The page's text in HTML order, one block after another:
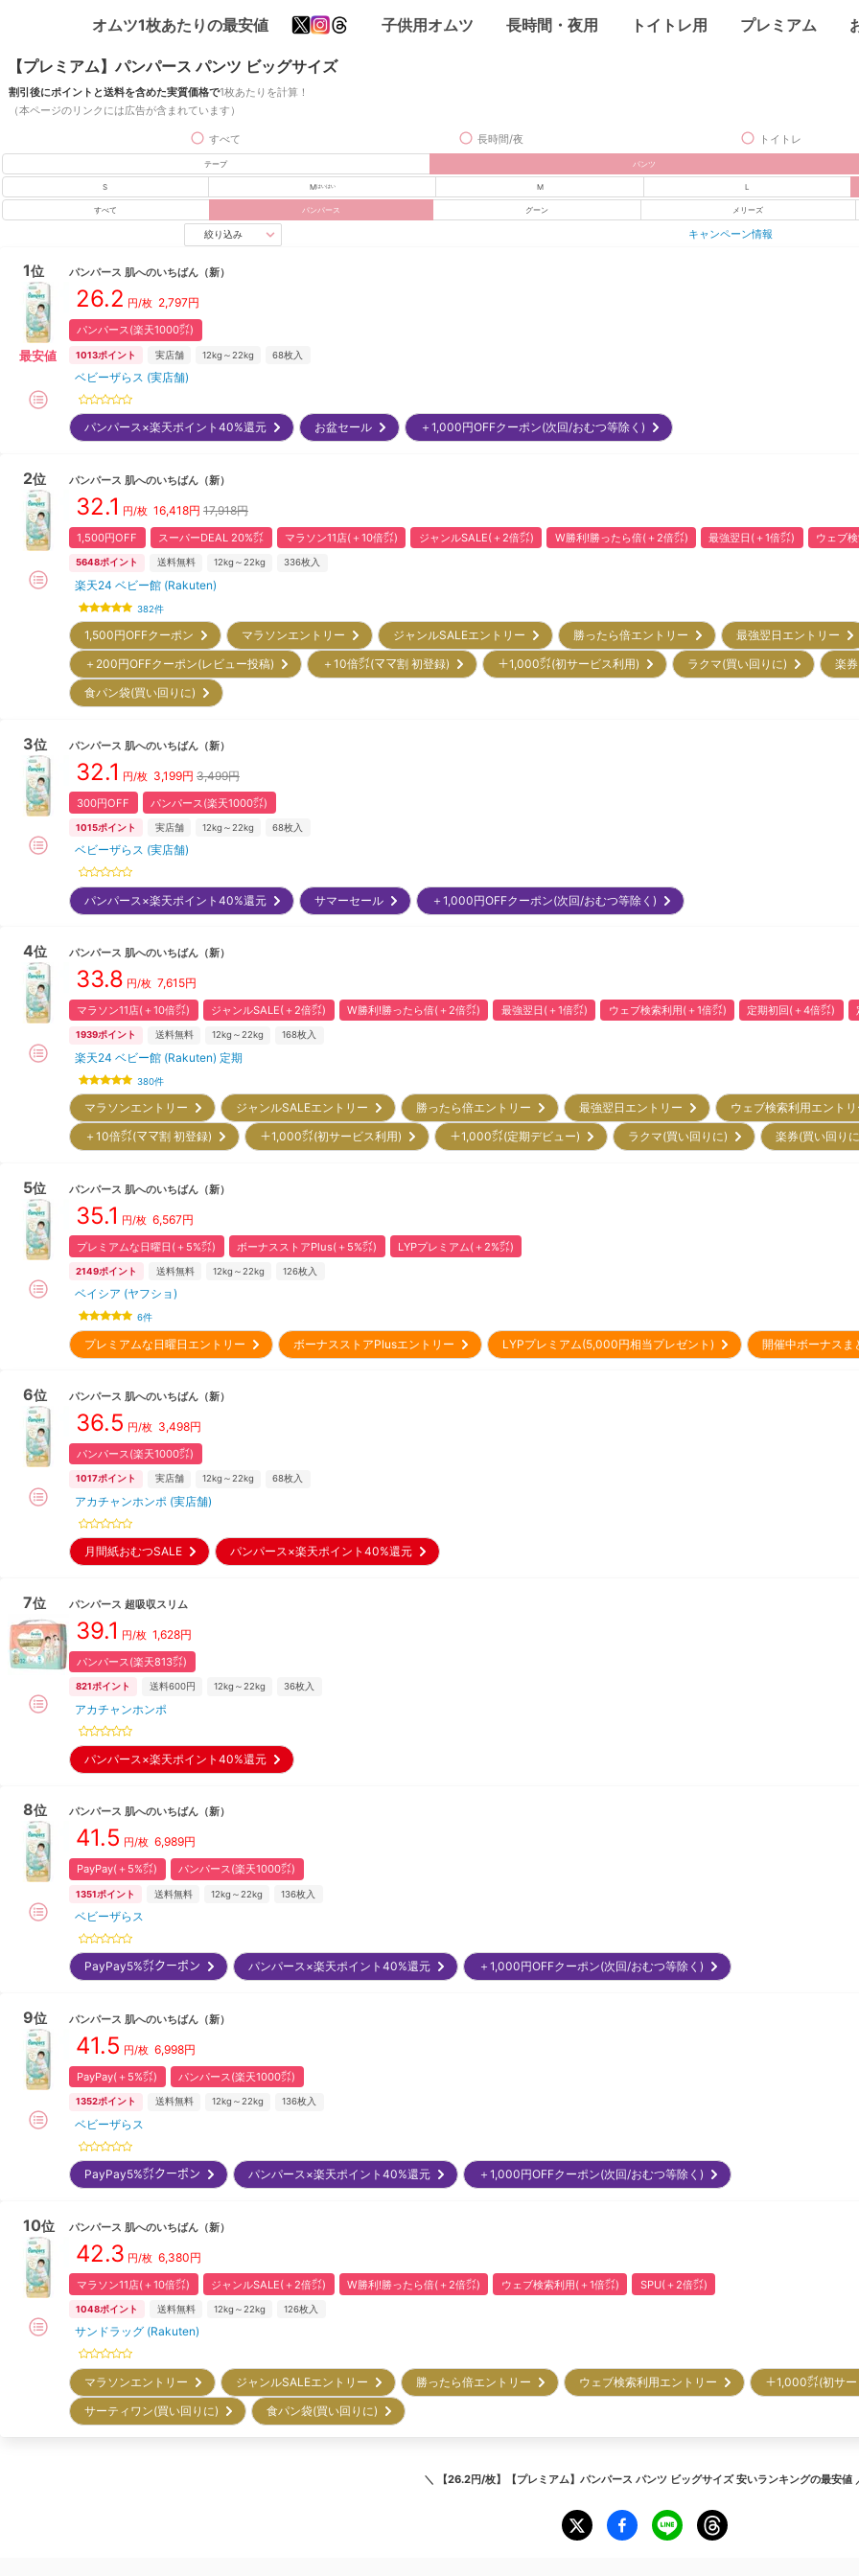
オムツ1枚あたりの最安値 子供用オムツ 長時間・夜用 トイトレ用 プレミアム
【プレミアム】パンパース パンツ ビッグサイズ
割引後にポイントと送料を含めた実質価格で1枚あたりを計算！
（本ページのリンクには広告が含まれています）
すべて 長時間/夜 トイトレ
テープ パンツ
S Mはいはい M L
すべて パンパース グーン メリーズ
絞り込み キャンペーン情報
1位
最安値
パンパース 肌へのいちばん （新）
26.2 円/枚 2,797円
パンパース(楽天1000㌽)
1013ポイント 実店舗 12kg～22kg 68枚入
ベビーザらス (実店舗)
パンパース×楽天ポイント40%還元 お盆セール ＋1,000円OFFクーポン(次回/おむつ等除く)
2位 パンパース 肌へのいちばん （新）
32.1 円/枚 16,418円 17,918円
1,500円OFF スーパーDEAL 20%㌽ マラソン11店(＋10倍㌽) ジャンルSALE(＋2倍㌽) W勝利!勝ったら倍(＋2倍㌽) 最強翌日(＋1倍㌽) ウェブ
5648ポイント 送料無料 12kg～22kg 336枚入
楽天24 ベビー館 (Rakuten)
382件
1,500円OFFクーポン マラソンエントリー ジャンルSALEエントリー 勝ったら倍エントリー 最強翌日エントリー
＋200円OFFクーポン(レビュー投稿)
＋10倍㌽(ママ割 初登録) ＋1,000㌽(初サービス利用) ラクマ(買い回りに) 楽
食パン袋(買い回りに)
3位 パンパース 肌へのいちばん （新）
32.1 円/枚 3,199円 3,499円
300円OFF パンパース(楽天1000㌽)
1015ポイント 実店舗 12kg～22kg 68枚入
ベビーザらス (実店舗)
パンパース×楽天ポイント40%還元 サマーセール ＋1,000円OFFクーポン(次回/おむつ等除く)
4位 パンパース 肌へのいちばん （新）
33.8 円/枚 7,615円
マラソン11店(＋10倍㌽) ジャンルSALE(＋2倍㌽) W勝利!勝ったら倍(＋2倍㌽) 最強翌日(＋1倍㌽) ウェブ検索利用(＋1倍㌽) 定期初回(＋4倍㌽)
1939ポイント 送料無料 12kg～22kg 168枚入
楽天24 ベビー館 (Rakuten) 定期
380件
マラソンエントリー ジャンルSALEエントリー 勝ったら倍エントリー 最強翌日エントリー ウェブ検索利用エント
＋10倍㌽(ママ割 初登録)
＋1,000㌽(初サービス利用) ＋1,000㌽(定期デビュー) ラクマ(買い回りに) 楽券(買い回り
5位 パンパース 肌へのいちばん （新）
35.1 円/枚 6,567円
プレミアムな日曜日(＋5%㌽) ボーナスストアPlus(＋5%㌽) LYPプレミアム(＋2%㌽)
2149ポイント 送料無料 12kg～22kg 126枚入
ベイシア (ヤフショ)
6件
プレミアムな日曜日エントリー ボーナスストアPlusエントリー LYPプレミアム(5,000円相当プレゼント) 開催中ボーナス
6位 パンパース 肌へのいちばん （新）
36.5 円/枚 3,498円
パンパース(楽天1000㌽)
1017ポイント 実店舗 12kg～22kg 68枚入
アカチャンホンポ (実店舗)
月間紙おむつSALE パンパース×楽天ポイント40%還元
7位 パンパース 超吸収スリム
39.1 円/枚 1,628円
パンパース(楽天813㌽)
821ポイント 送料600円 12kg～22kg 36枚入
アカチャンホンポ
パンパース×楽天ポイント40%還元
8位 パンパース 肌へのいちばん （新）
41.5 円/枚 6,989円
PayPay(＋5%㌽) パンパース(楽天1000㌽)
1351ポイント 送料無料 12kg～22kg 136枚入
ベビーザらス
PayPay5%㌽クーポン パンパース×楽天ポイント40%還元 ＋1,000円OFFクーポン(次回/おむつ等除く)
9位 パンパース 肌へのいちばん （新）
41.5 円/枚 6,998円
PayPay(＋5%㌽) パンパース(楽天1000㌽)
1352ポイント 送料無料 12kg～22kg 136枚入
ベビーザらス
PayPay5%㌽クーポン パンパース×楽天ポイント40%還元 ＋1,000円OFFクーポン(次回/おむつ等除く)
10位 パンパース 肌へのいちばん （新）
42.3 円/枚 6,380円
マラソン11店(＋10倍㌽) ジャンルSALE(＋2倍㌽) W勝利!勝ったら倍(＋2倍㌽) ウェブ検索利用(＋1倍㌽) SPU(＋2倍㌽)
1048ポイント 送料無料 12kg～22kg 126枚入
サンドラッグ (Rakuten)
マラソンエントリー ジャンルSALEエントリー 勝ったら倍エントリー ウェブ検索利用エントリー ＋1,000㌽(初サ
サーティワン(買い回りに)
食パン袋(買い回りに)
＼ 【26.2円/枚】【プレミアム】パンパース パンツ ビッグサイズ 安いランキングの最安値